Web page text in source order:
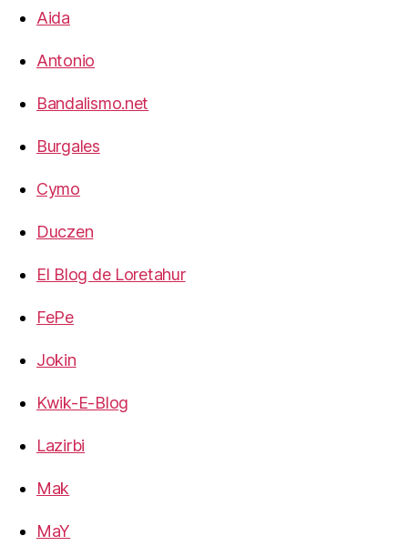
Aida
Antonio
Bandalismo.net
Burgales
Cymo
Duczen
El Blog de Loretahur
FePe
Jokin
Kwik-E-Blog
Lazirbi
Mak
MaY